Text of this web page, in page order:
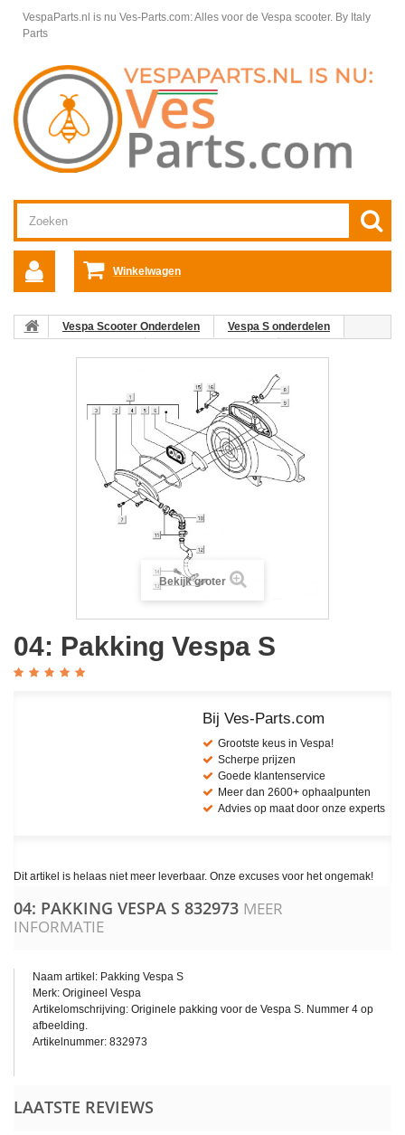
VespaParts.nl is nu Ves-Parts.com: Alles voor de Vespa scooter. By Italy
Parts
Winkelwagen
Vespa Scooter Onderdelen
Vespa S onderdelen
Bekijk groter
04: Pakking Vespa S
Bij Ves-Parts.com
Grootste keus in Vespa!
Scherpe prijzen
Goede klantenservice
Meer dan 2600+ ophaalpunten
Advies op maat door onze experts
Dit artikel is helaas niet meer leverbaar. Onze excuses voor het ongemak!
04: PAKKING VESPA S 832973 MEER
INFORMATIE
Naam artikel: Pakking Vespa S
Merk: Origineel Vespa
Artikelomschrijving: Originele pakking voor de Vespa S. Nummer 4 op
afbeelding.
Artikelnummer: 832973
LAATSTE REVIEWS